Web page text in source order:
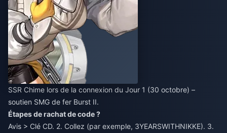
SSR Chime lors de la connexion du Jour 1 (30 octobre) –
soutien SMG de fer Burst II.
Étapes de rachat de code ?
Avis > Clé CD. 2. Collez (par exemple, 3YEARSWITHNIKKE). 3.